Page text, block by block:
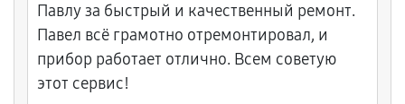
Павлу за быстрый и качественный ремонт.
Павел всё грамотно отремонтировал, и
прибор работает отлично. Всем советую
этот сервис!